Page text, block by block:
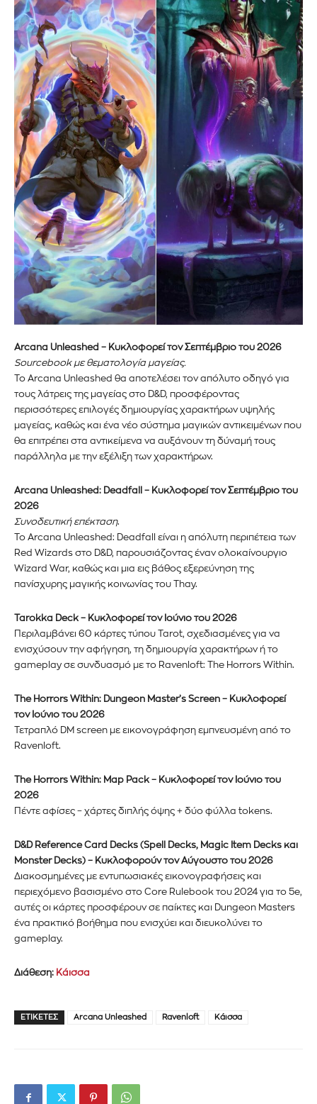
Εγγραφείτε στο Newsletter του
PetshopMarket.gr και
ενημερωθείτε πρώτοι για τα νέα
προϊόντα και τις εξελίξεις της
αγοράς.
Για να εγγραφείτε, απλώς εισάγετε τη διεύθυνση email σας
και δεν θα σας στείλουμε ανεπιθύμητα μηνύματα. Οι
πληροφορίες σας είναι ασφαλείς μαζί μας.
Arcana Unleashed – Κυκλοφορεί τον Σεπτέμβριο του 2026
Sourcebook με θεματολογία μαγείας.
Το Arcana Unleashed θα αποτελέσει τον απόλυτο οδηγό για
τους λάτρεις της μαγείας στο D&D, προσφέροντας
περισσότερες επιλογές δημιουργίας χαρακτήρων υψηλής
μαγείας, καθώς και ένα νέο σύστημα μαγικών αντικειμένων που
θα επιτρέπει στα αντικείμενα να αυξάνουν τη δύναμή τους
παράλληλα με την εξέλιξη των χαρακτήρων.
Arcana Unleashed: Deadfall – Κυκλοφορεί τον Σεπτέμβριο του
2026
Συνοδευτική επέκταση.
Το Arcana Unleashed: Deadfall είναι η απόλυτη περιπέτεια των
Red Wizards στο D&D, παρουσιάζοντας έναν ολοκαίνουργιο
Wizard War, καθώς και μια εις βάθος εξερεύνηση της
πανίσχυρης μαγικής κοινωνίας του Thay.
Tarokka Deck – Κυκλοφορεί τον Ιούνιο του 2026
Περιλαμβάνει 60 κάρτες τύπου Tarot, σχεδιασμένες για να
ενισχύσουν την αφήγηση, τη δημιουργία χαρακτήρων ή το
gameplay σε συνδυασμό με το Ravenloft: The Horrors Within.
The Horrors Within: Dungeon Master’s Screen – Κυκλοφορεί
τον Ιούνιο του 2026
Τετραπλό DM screen με εικονογράφηση εμπνευσμένη από το
Ravenloft.
The Horrors Within: Map Pack – Κυκλοφορεί τον Ιούνιο του
2026
Πέντε αφίσες – χάρτες διπλής όψης + δύο φύλλα tokens.
D&D Reference Card Decks (Spell Decks, Magic Item Decks και
Monster Decks) – Κυκλοφορούν τον Αύγουστο του 2026
Διακοσμημένες με εντυπωσιακές εικονογραφήσεις και
περιεχόμενο βασισμένο στο Core Rulebook του 2024 για το 5e,
αυτές οι κάρτες προσφέρουν σε παίκτες και Dungeon Masters
ένα πρακτικό βοήθημα που ενισχύει και διευκολύνει το
gameplay.
Διάθεση: Κάισσα
ΕΤΙΚΈΤΕΣ Arcana Unleashed Ravenloft Κάισσα